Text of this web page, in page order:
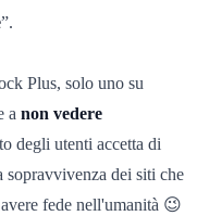
”.
Plus, solo uno su
a non vedere
degli utenti accetta di
sopravvivenza dei siti che
fede nell'umanità 😉